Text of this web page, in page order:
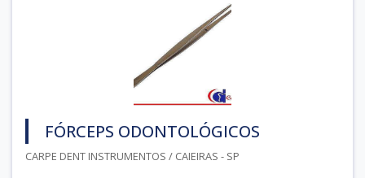
FÓRCEPS ODONTOLÓGICOS
CARPE DENT INSTRUMENTOS / CAIEIRAS - SP